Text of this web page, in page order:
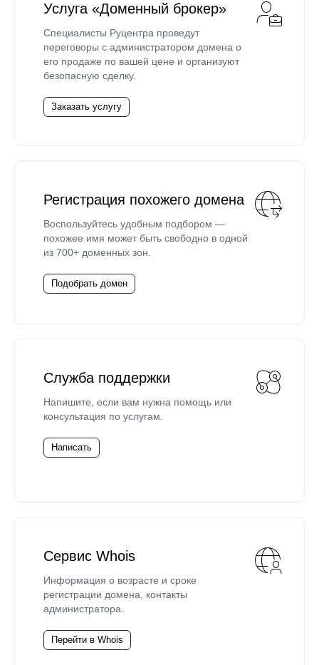
Услуга «Доменный брокер»
Специалисты Руцентра проведут
переговоры с администратором домена о
его продаже по вашей цене и организуют
безопасную сделку.
Заказать услугу
Регистрация похожего домена
Воспользуйтесь удобным подбором —
похожее имя может быть свободно в одной
из 700+ доменных зон.
Подобрать домен
Служба поддержки
Напишите, если вам нужна помощь или
консультация по услугам.
Написать
Сервис Whois
Информация о возрасте и сроке
регистрации домена, контакты
администратора.
Перейти в Whois